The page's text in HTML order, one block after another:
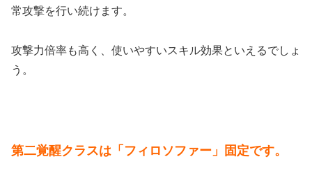
常攻撃を行い続けます。
攻撃力倍率も高く、使いやすいスキル効果といえるでしょ
う。
第二覚醒クラスは「フィロソファー」固定です。